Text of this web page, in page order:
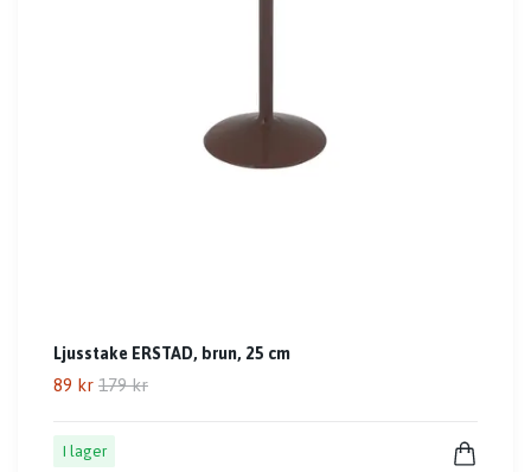
Ljusstake ERSTAD, brun, 25 cm
89 kr 179 kr
I lager